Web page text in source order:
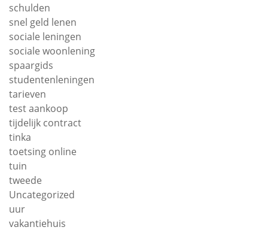
schulden
snel geld lenen
sociale leningen
sociale woonlening
spaargids
studentenleningen
tarieven
test aankoop
tijdelijk contract
tinka
toetsing online
tuin
tweede
Uncategorized
uur
vakantiehuis